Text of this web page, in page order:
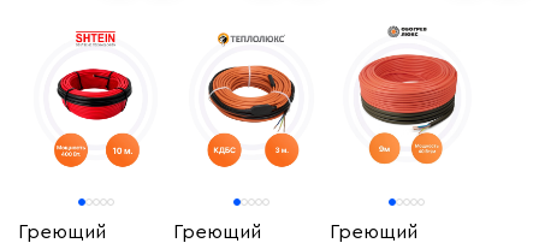
Греющий
Греющий
Греющий